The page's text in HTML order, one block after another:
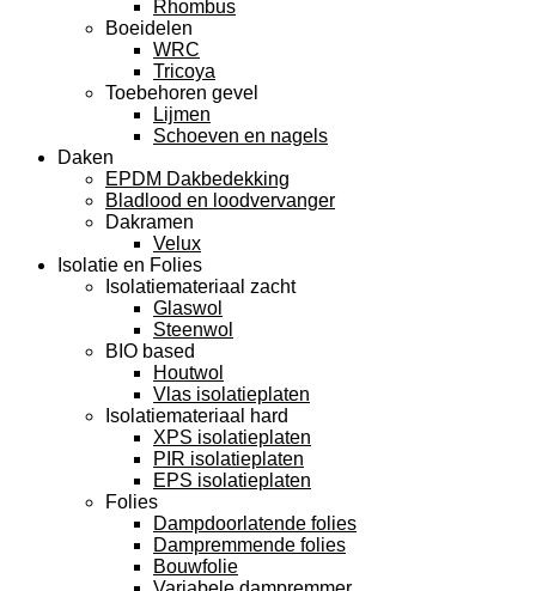
Rhombus
Boeidelen
WRC
Tricoya
Toebehoren gevel
Lijmen
Schoeven en nagels
Daken
EPDM Dakbedekking
Bladlood en loodvervanger
Dakramen
Velux
Isolatie en Folies
Isolatiemateriaal zacht
Glaswol
Steenwol
BIO based
Houtwol
Vlas isolatieplaten
Isolatiemateriaal hard
XPS isolatieplaten
PIR isolatieplaten
EPS isolatieplaten
Folies
Dampdoorlatende folies
Dampremmende folies
Bouwfolie